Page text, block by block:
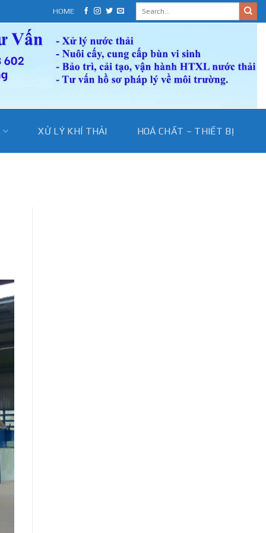
HOME
XỬ LÝ KHÍ THẢI HOÁ CHẤT – THIẾT BỊ